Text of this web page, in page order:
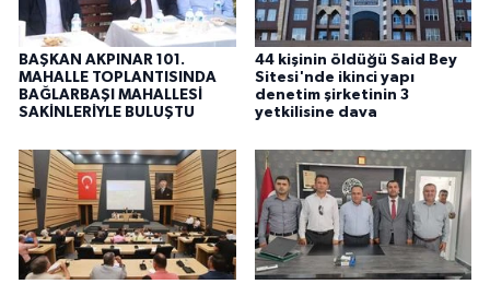
BAŞKAN AKPINAR 101.
MAHALLE TOPLANTISINDA
BAĞLARBAŞI MAHALLESİ
SAKİNLERİYLE BULUŞTU
44 kişinin öldüğü Said Bey
Sitesi'nde ikinci yapı
denetim şirketinin 3
yetkilisine dava